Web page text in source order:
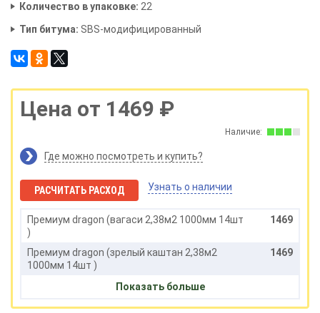
Количество в упаковке: 22
Тип битума: SBS-модифицированный
Цена от 1469 ₽
Наличие:
Где можно посмотреть и купить?
РАСЧИТАТЬ РАСХОД Узнать о наличии
Премиум dragon (вагаси 2,38м2 1000мм 14шт
)
1469
Премиум dragon (зрелый каштан 2,38м2
1000мм 14шт )
1469
Премиум dragon (капучино 2,38м2 1000мм
Показать больше